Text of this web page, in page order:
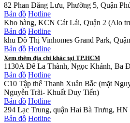
82 Phan Đăng Lưu, Phường 5, Quận
Bản đồ Hotline
Kho hàng, KCN Cát Lái, Quận 2 (Alo
Bản đồ Hotline
khu Đô Thị Vinhomes Grand Park,
Bản đồ Hotline
Xem thêm địa chỉ khác tại TP.HCM
1130A Đê La Thành, Ngọc Khánh, Ba
Bản đồ Hotline
C10 Tập thể Thanh Xuân Bắc (mặt
Nguyễn Trãi- Khuất Duy Tiến)
Bản đồ Hotline
294 Lạc Trung, quận Hai Bà Trưng, HN
Bản đồ Hotline